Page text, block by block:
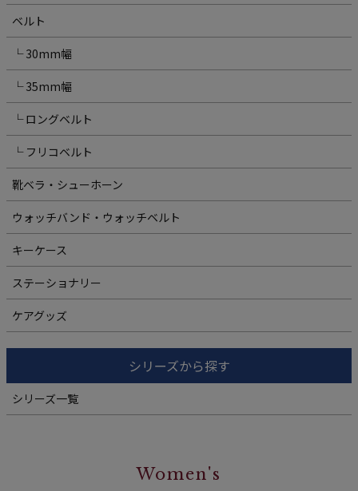
ベルト
└ 30mm幅
└ 35mm幅
└ ロングベルト
└ フリコベルト
靴ベラ・シューホーン
ウォッチバンド・ウォッチベルト
キーケース
ステーショナリー
ケアグッズ
シリーズから探す
シリーズ一覧
Women's